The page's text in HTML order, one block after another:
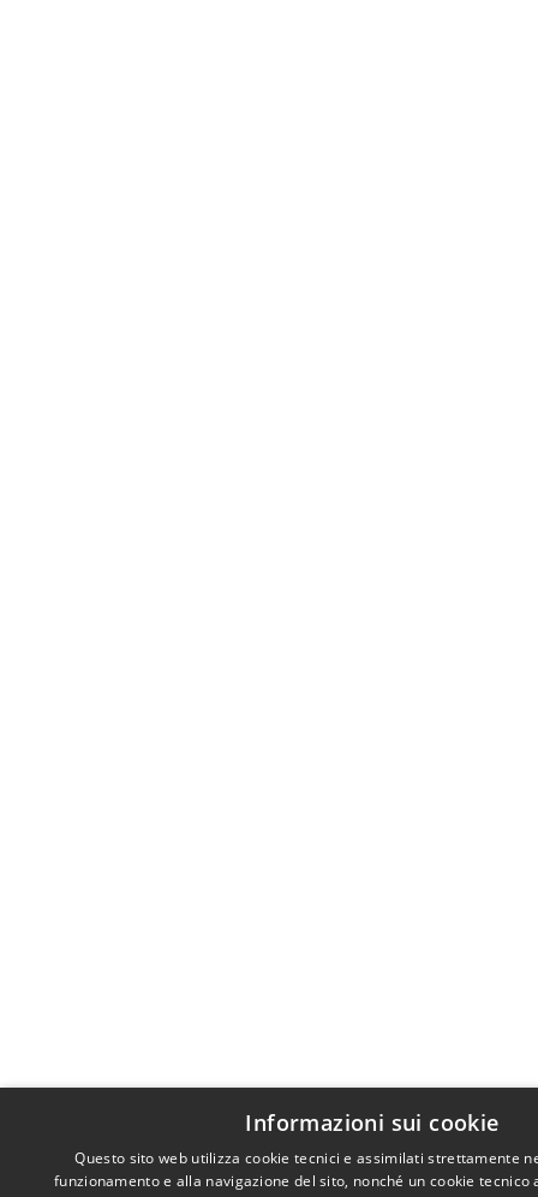
Informazioni sui cookie
Questo sito web utilizza cookie tecnici e assimilati strettamente
funzionamento e alla navigazione del sito, nonché un cookie